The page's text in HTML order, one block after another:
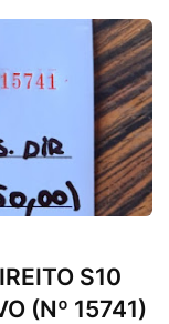
S10
(Nº 15741)